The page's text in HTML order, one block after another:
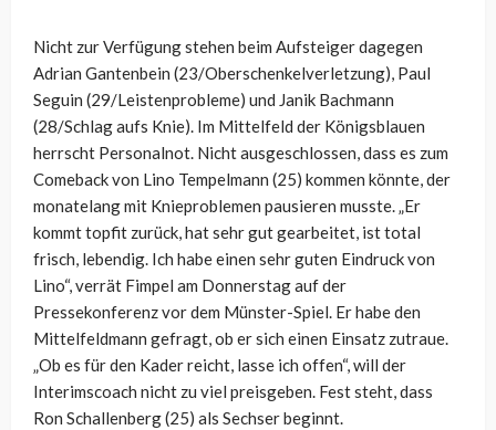
Nicht zur Verfügung stehen beim Aufsteiger dagegen
Adrian Gantenbein (23/Oberschenkelverletzung), Paul
Seguin (29/Leistenprobleme) und Janik Bachmann
(28/Schlag aufs Knie). Im Mittelfeld der Königsblauen
herrscht Personalnot. Nicht ausgeschlossen, dass es zum
Comeback von Lino Tempelmann (25) kommen könnte, der
monatelang mit Knieproblemen pausieren musste. „Er
kommt topfit zurück, hat sehr gut gearbeitet, ist total
frisch, lebendig. Ich habe einen sehr guten Eindruck von
Lino“, verrät Fimpel am Donnerstag auf der
Pressekonferenz vor dem Münster-Spiel. Er habe den
Mittelfeldmann gefragt, ob er sich einen Einsatz zutraue.
„Ob es für den Kader reicht, lasse ich offen“, will der
Interimscoach nicht zu viel preisgeben. Fest steht, dass
Ron Schallenberg (25) als Sechser beginnt.